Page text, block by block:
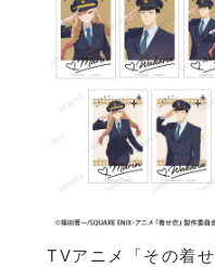
TVアニメ「その着